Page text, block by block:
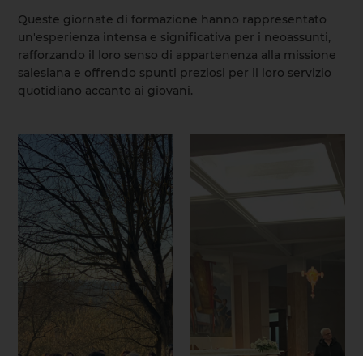
Queste giornate di formazione hanno rappresentato
un'esperienza intensa e significativa per i neoassunti,
rafforzando il loro senso di appartenenza alla missione
salesiana e offrendo spunti preziosi per il loro servizio
quotidiano accanto ai giovani.